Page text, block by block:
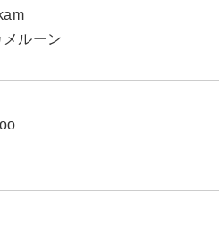
ルーン